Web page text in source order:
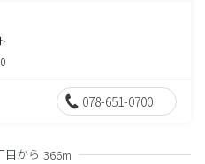
078-651-0700
目から 366m